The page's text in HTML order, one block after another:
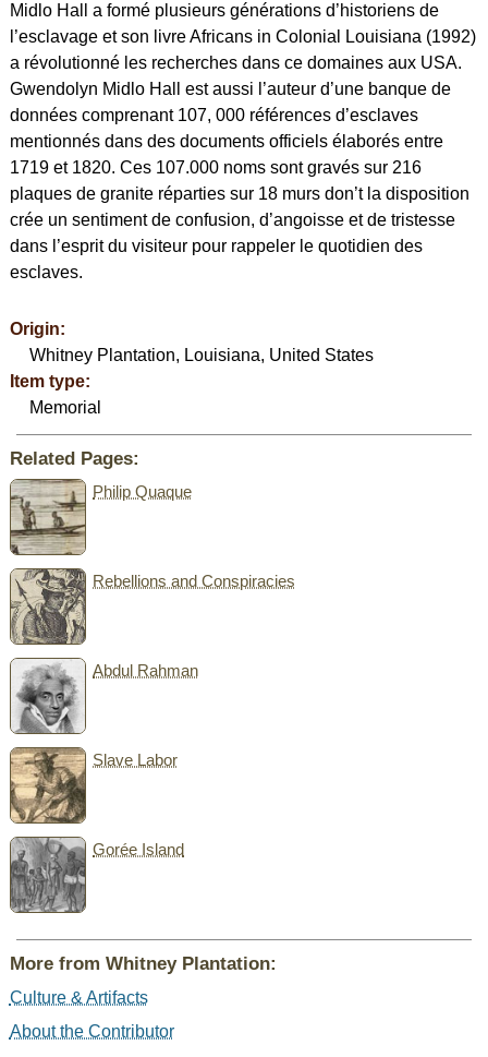
Midlo Hall a formé plusieurs générations d’historiens de
l’esclavage et son livre Africans in Colonial Louisiana (1992)
a révolutionné les recherches dans ce domaines aux USA.
Gwendolyn Midlo Hall est aussi l’auteur d’une banque de
données comprenant 107, 000 références d’esclaves
mentionnés dans des documents officiels élaborés entre
1719 et 1820. Ces 107.000 noms sont gravés sur 216
plaques de granite réparties sur 18 murs don’t la disposition
crée un sentiment de confusion, d’angoisse et de tristesse
dans l’esprit du visiteur pour rappeler le quotidien des
esclaves.
Origin:
Whitney Plantation, Louisiana, United States
Item type:
Memorial
Related Pages:
Philip Quaque
Rebellions and Conspiracies
Abdul Rahman
Slave Labor
Gorée Island
More from Whitney Plantation:
Culture & Artifacts
About the Contributor